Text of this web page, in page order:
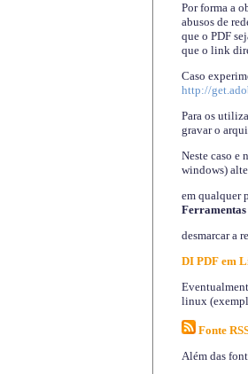
Por forma a
abusos de
que o PDF
que o link
Caso
http://
Para os
gravar o
Neste caso e
windows)
em qualquer
Ferramentas
desmarcar a
DI PDF em
linux
Fonte
Além das